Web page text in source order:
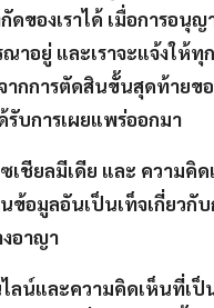
ของเราได้ เมื่อการอนุญ
ณาอยู่ และเราจะแจ้งให้
ากการตัดสินขั้นสุดท้ายข
บการเผยแพร่ออกมา
เชียลมีเดีย และ ความคิด
อมูลอันเป็นเท็จเกี่ยวกั
อาญา
ลน์และความคิดเห็นที่เป็